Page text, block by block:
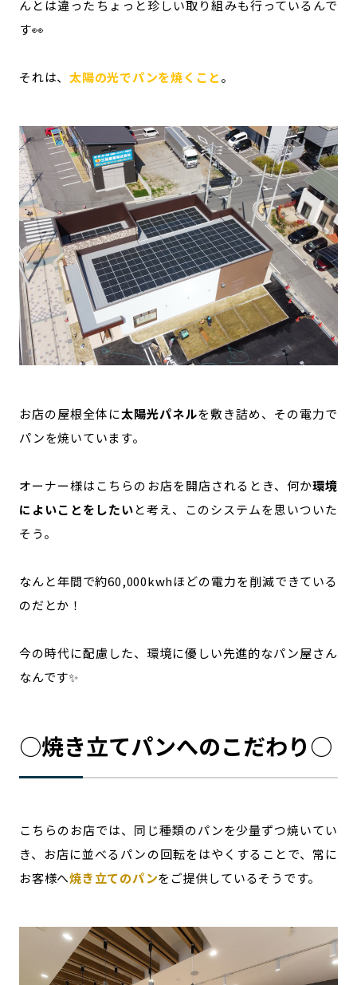
んとは違ったちょっと珍しい取り組みも行っているんで
す👀
それは、 太陽の光でパンを焼くこと。
お店の屋根全体に太陽光パネルを敷き詰め、その電力で
パンを焼いています。
オーナー様はこちらのお店を開店されるとき、何か環境
によいことをしたいと考え、このシステムを思いついた
そう。
なんと年間で約60,000kwhほどの電力を削減できている
のだとか！
今の時代に配慮した、環境に優しい先進的なパン屋さん
なんです✨
○焼き立てパンへのこだわり○
こちらのお店では、同じ種類のパンを少量ずつ焼いてい
き、お店に並べるパンの回転をはやくすることで、常に
お客様へ焼き立てのパンをご提供しているそうです。